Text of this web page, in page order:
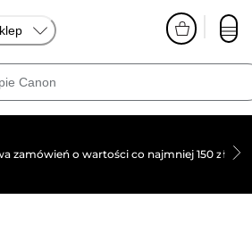
zamówień o wartości co najmniej 150 zł